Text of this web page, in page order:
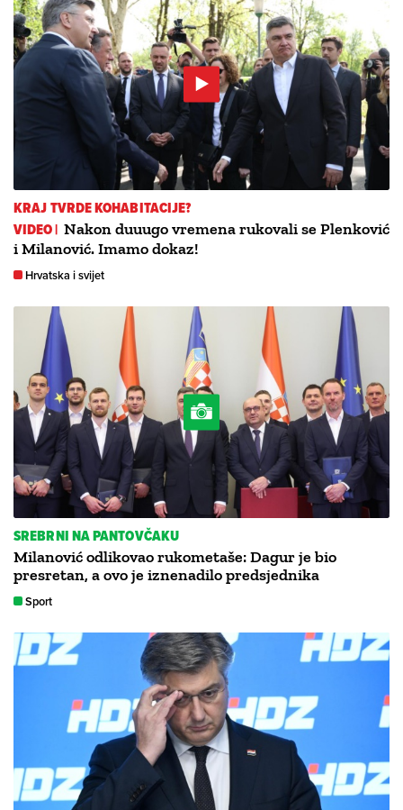
KRAJ TVRDE KOHABITACIJE?
VIDEO | Nakon duuugo vremena rukovali se Plenković
i Milanović. Imamo dokaz!
Hrvatska i svijet
SREBRNI NA PANTOVČAKU
Milanović odlikovao rukometaše: Dagur je bio
presretan, a ovo je iznenadilo predsjednika
Sport